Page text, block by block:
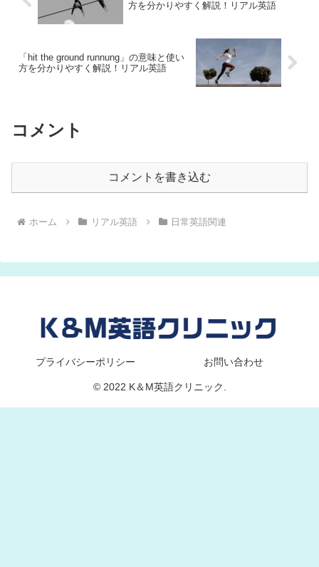
方を分かりやすく解説！リアル英語
「hit the ground runnung」の意味と使い
方を分かりやすく解説！リアル英語
コメント
コメントを書き込む
ホーム リアル英語 日常英語関連
プライバシーポリシー お問い合わせ
© 2022 K＆M英語クリニック.